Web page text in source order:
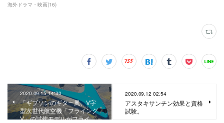
海外ドラマ・映画(16)
2020.09.15 14:30
「ギブソンのギター風、V字
型次世代航空機「フライング
V」の試作モデルがフライ…
2020.09.12 02:54
アスタキサンチン効果と資格
試験。